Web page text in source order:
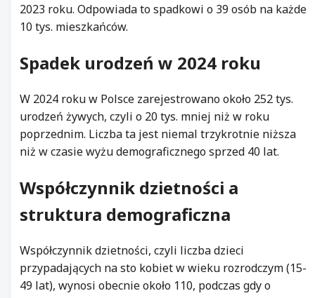
2023 roku. Odpowiada to spadkowi o 39 osób na każde
10 tys. mieszkańców.
Spadek urodzeń w 2024 roku
W 2024 roku w Polsce zarejestrowano około 252 tys.
urodzeń żywych, czyli o 20 tys. mniej niż w roku
poprzednim. Liczba ta jest niemal trzykrotnie niższa
niż w czasie wyżu demograficznego sprzed 40 lat.
Współczynnik dzietności a
struktura demograficzna
Współczynnik dzietności, czyli liczba dzieci
przypadających na sto kobiet w wieku rozrodczym (15-
49 lat), wynosi obecnie około 110, podczas gdy o